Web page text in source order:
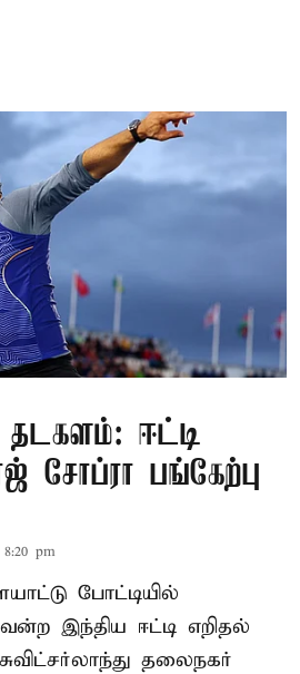
ஈட்டி
சோப்ரா பங்கேற்பு
pm
போட்டியில்
இந்திய ஈட்டி எறிதல்
தலைநகர்